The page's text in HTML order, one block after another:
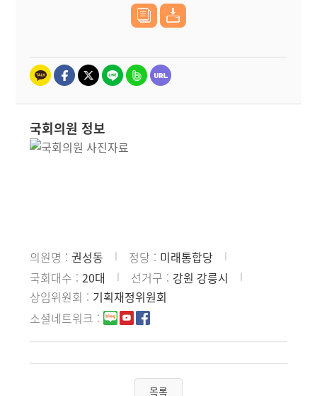
국회의원 정보
의원명 권성동 정당
미래통합당
국회대수
20대 선거구
강원 강릉시
상임위원회
기획재정위원회
소셜네트워크
목록